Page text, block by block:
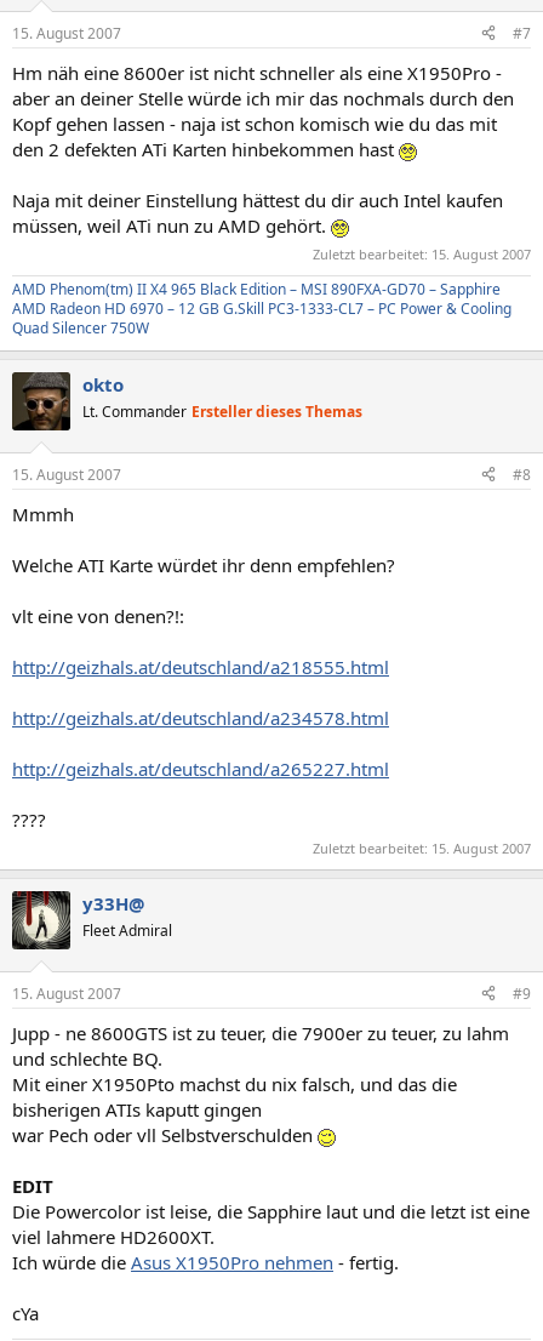
15. August 2007 #7
Hm näh eine 8600er ist nicht schneller als eine X1950Pro -
aber an deiner Stelle würde ich mir das nochmals durch den
Kopf gehen lassen - naja ist schon komisch wie du das mit
den 2 defekten ATi Karten hinbekommen hast
Naja mit deiner Einstellung hättest du dir auch Intel kaufen
müssen, weil ATi nun zu AMD gehört.
Zuletzt bearbeitet: 15. August 2007
AMD Phenom(tm) II X4 965 Black Edition – MSI 890FXA-GD70 – Sapphire
AMD Radeon HD 6970 – 12 GB G.Skill PC3-1333-CL7 – PC Power & Cooling
Quad Silencer 750W
okto
Lt. Commander Ersteller dieses Themas
15. August 2007 #8
Mmmh
Welche ATI Karte würdet ihr denn empfehlen?
vlt eine von denen?!:
http://geizhals.at/deutschland/a218555.html
http://geizhals.at/deutschland/a234578.html
http://geizhals.at/deutschland/a265227.html
????
Zuletzt bearbeitet: 15. August 2007
y33H@
Fleet Admiral
15. August 2007 #9
Jupp - ne 8600GTS ist zu teuer, die 7900er zu teuer, zu lahm
und schlechte BQ.
Mit einer X1950Pto machst du nix falsch, und das die
bisherigen ATIs kaputt gingen
war Pech oder vll Selbstverschulden
EDIT
Die Powercolor ist leise, die Sapphire laut und die letzt ist eine
viel lahmere HD2600XT.
Ich würde die Asus X1950Pro nehmen - fertig.
cYa